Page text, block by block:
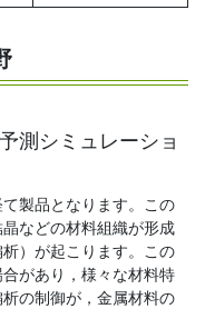
測シミュレーショ
製品となります。この
などの材料組織が形成
）が起こります。この
があり，様々な材料特
の制御が，金属材料の